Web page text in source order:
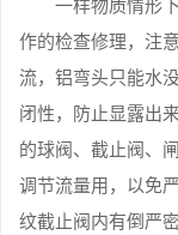
作的检查修理，注
流，铝弯头只能水
闭性，防止显露出
的球阀、截止阀、
调节流量用，以免
纹截止阀内有倒严